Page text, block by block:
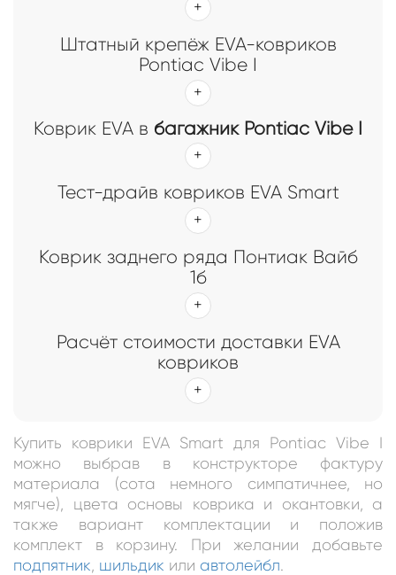
Штатный крепёж EVA-ковриков
Pontiac Vibe I
Коврик EVA в багажник Pontiac Vibe I
Тест-драйв ковриков EVA Smart
Коврик заднего ряда Понтиак Вайб
1б
Расчёт стоимости доставки EVA
ковриков
Купить коврики EVA Smart для Pontiac Vibe I
можно выбрав в конструкторе фактуру
материала (сота немного симпатичнее, но
мягче), цвета основы коврика и окантовки, а
также вариант комплектации и положив
комплект в корзину. При желании добавьте
подпятник шильдик или автолейбл.